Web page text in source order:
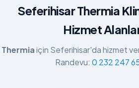
Seferihisar Thermia
Hizmet
Thermiaiçin Seferihisar'da hizmet
Randevu: 0 232 247